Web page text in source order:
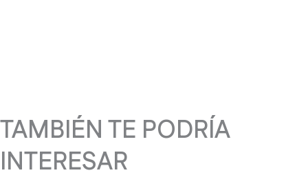
TAMBIÉN TE PODRÍA
INTERESAR